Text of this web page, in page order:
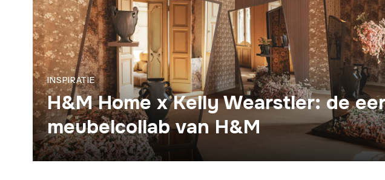
INSPIRATIE
H&M Home x Kelly Wearstler: de
meubelcollab van H&M